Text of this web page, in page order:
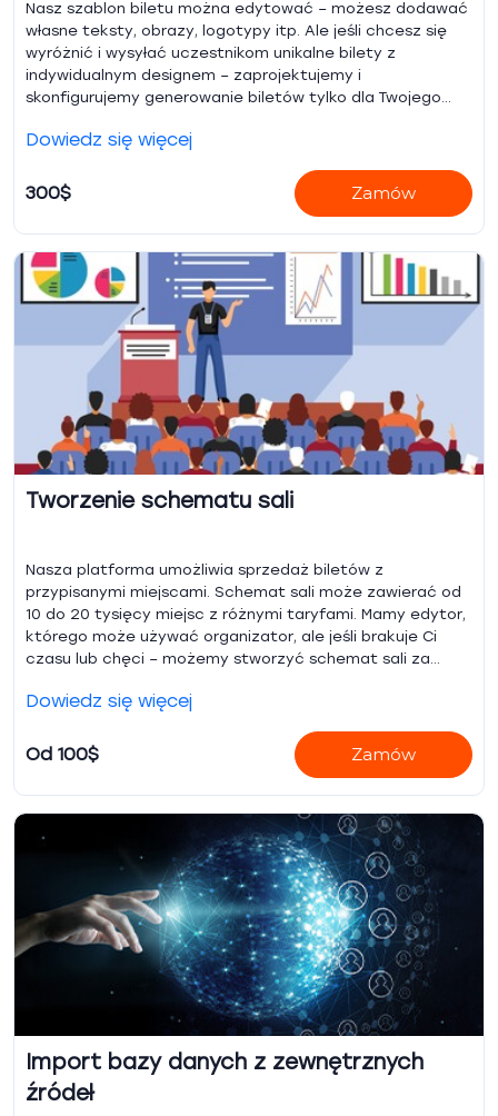
Nasz szablon biletu można edytować – możesz dodawać
własne teksty, obrazy, logotypy itp. Ale jeśli chcesz się
wyróżnić i wysyłać uczestnikom unikalne bilety z
indywidualnym designem – zaprojektujemy i
skonfigurujemy generowanie biletów tylko dla Twojego
Dowiedz się więcej
300$ Zamów
Tworzenie schematu sali
Nasza platforma umożliwia sprzedaż biletów z
przypisanymi miejscami. Schemat sali może zawierać od
10 do 20 tysięcy miejsc z różnymi taryfami. Mamy edytor,
którego może używać organizator, ale jeśli brakuje Ci
czasu lub chęci – możemy stworzyć schemat sali za
Dowiedz się więcej
Od 100$ Zamów
Import bazy danych z zewnętrznych
źródeł